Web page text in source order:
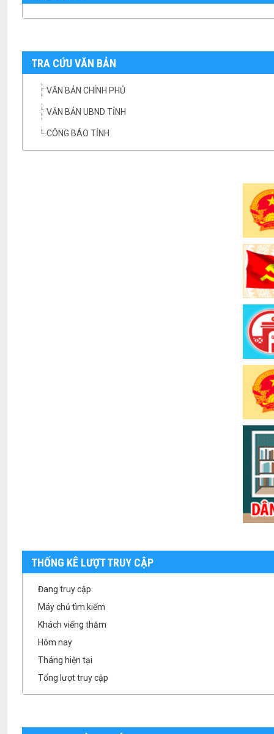
TRA CỨU VĂN BẢN
VĂN BẢN CHÍNH PHỦ
VĂN BẢN UBND TỈNH
CÔNG BÁO TỈNH
THỐNG KÊ LƯỢT TRUY CẬP
Đang truy cập
Máy chủ tìm kiếm
Khách viếng thăm
Hôm nay
Tháng hiện tại
Tổng lượt truy cập